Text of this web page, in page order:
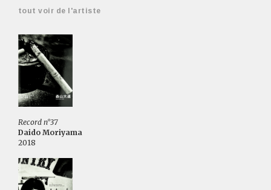
tout voir de l'artiste
Record n°37
Daido Moriyama
2018